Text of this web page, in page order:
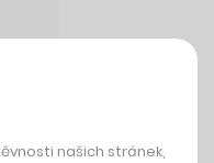
našich stránek,